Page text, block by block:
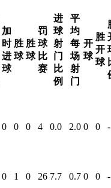
加
时
进
球
胜
球
胜
球
罚
球
比
赛
进
球
射
门
比
例
平
均
每
场
射
门
开
球
胜
开
球
0 0 0 4 0.0 2.0 0 0
-
0 1 0 26 7.7 0.7 0 0
-